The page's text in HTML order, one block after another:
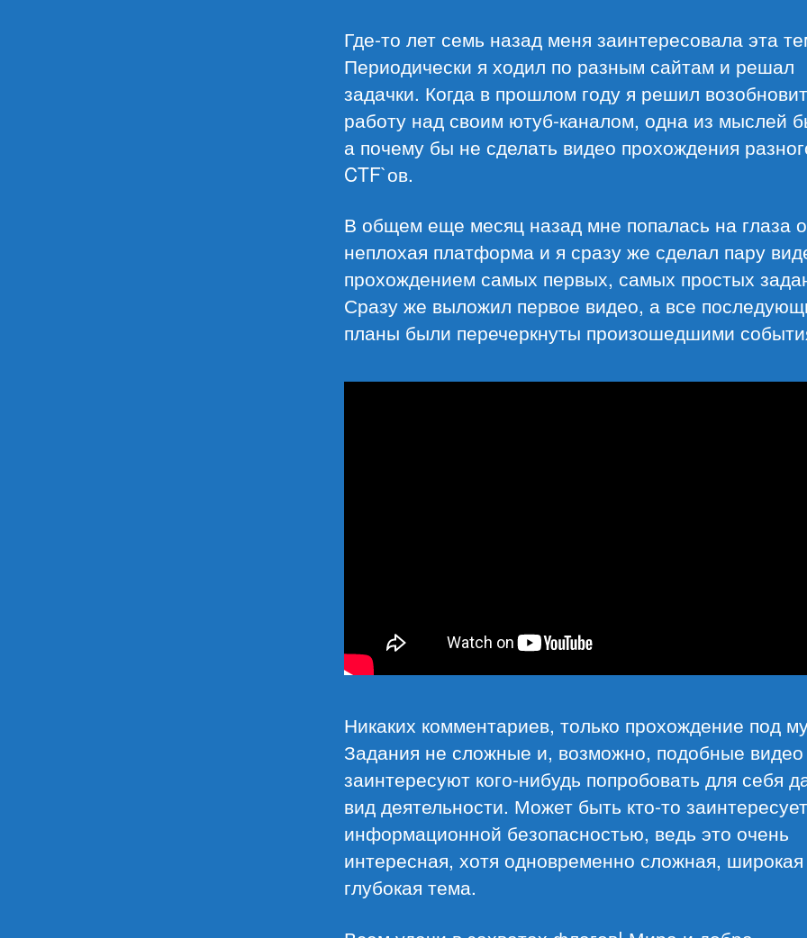
Где-то лет семь назад меня заинтересовала эта
Периодически я ходил по разным сайтам и решал
задачки. Когда в прошлом году я решил
работу над своим ютуб-каналом, одна из мыслей
а почему бы не сделать видео прохождения
CTF`ов.
В общем еще месяц назад мне попалась на глаза
неплохая платформа и я сразу же сделал пару
прохождением самых первых, самых простых
Сразу же выложил первое видео, а все
планы были перечеркнуты произошедшими
Никаких комментариев, только прохождение под
Задания не сложные и, возможно, подобные видео
заинтересуют кого-нибудь попробовать для себя
вид деятельности. Может быть кто-то
информационной безопасностью, ведь это очень
интересная, хотя одновременно сложная,
глубокая тема.